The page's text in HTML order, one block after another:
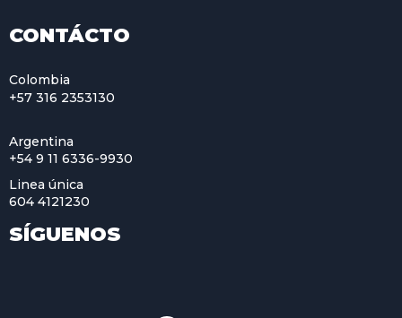
CONTÁCTO
Colombia
+57 316 2353130
Argentina
+54 9 11 6336-9930
Linea única
604 4121230
SÍGUENOS